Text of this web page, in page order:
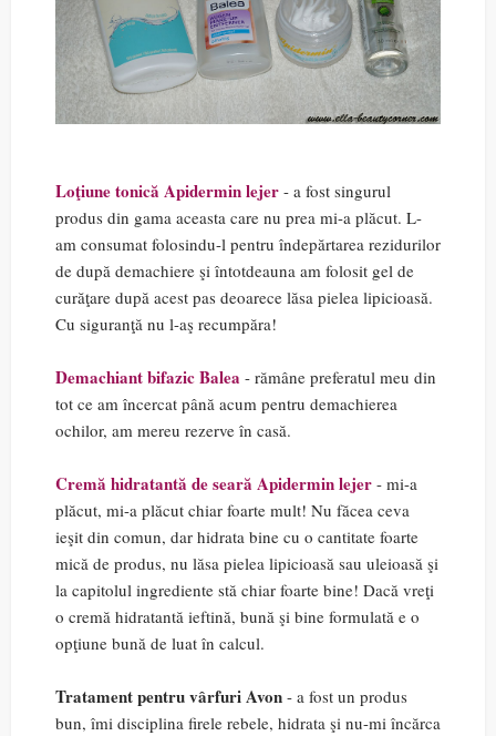
Loţiune tonică Apidermin lejer - a fost singurul
produs din gama aceasta care nu prea mi-a plăcut. L-
am consumat folosindu-l pentru îndepărtarea rezidurilor
de după demachiere şi întotdeauna am folosit gel de
curăţare după acest pas deoarece lăsa pielea lipicioasă.
Cu siguranţă nu l-aş recumpăra!
Demachiant bifazic Balea - rămâne preferatul meu din
tot ce am încercat până acum pentru demachierea
ochilor, am mereu rezerve în casă.
Cremă hidratantă de seară Apidermin lejer - mi-a
plăcut, mi-a plăcut chiar foarte mult! Nu făcea ceva
ieşit din comun, dar hidrata bine cu o cantitate foarte
mică de produs, nu lăsa pielea lipicioasă sau uleioasă şi
la capitolul ingrediente stă chiar foarte bine! Dacă vreţi
o cremă hidratantă ieftină, bună şi bine formulată e o
opţiune bună de luat în calcul.
Tratament pentru vârfuri Avon - a fost un produs
bun, îmi disciplina firele rebele, hidrata şi nu-mi încărca